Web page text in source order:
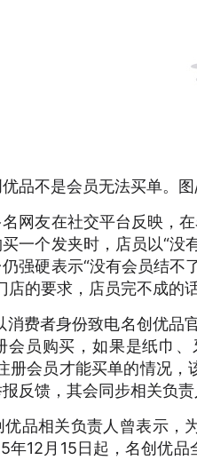
品不是会员无法买单。
网友在社交平台反映，
一个发夹时，店员以“没
强硬表示“没有会员结不
店的要求，店员完不成的
费者身份致电名创优品
会员购买，如果是纸巾
册会员才能买单的情况
反馈，其会同步相关负
品相关负责人曾表示，
年12月15日起，名创优